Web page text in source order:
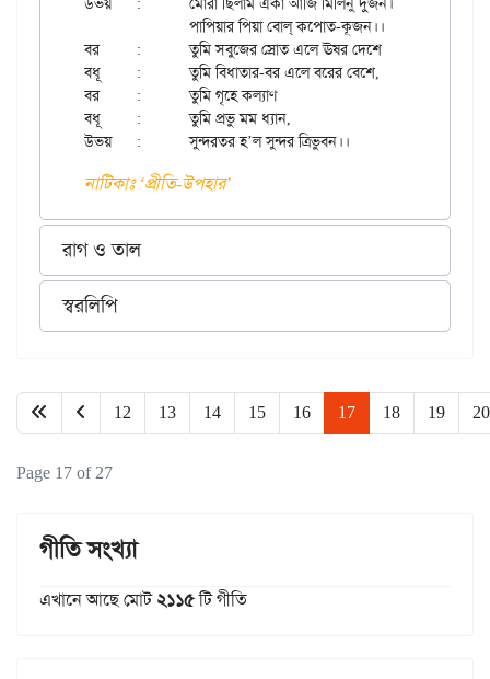
বর	:	তুমি সবুজের স্রোত এলে ঊষর দেশে
বধূ	:	তুমি বিধাতার-বর এলে বরের বেশে,
বর	:	তুমি গৃহে কল্যাণ
বধূ	:	তুমি প্রভু মম ধ্যান,
নাটিকাঃ ‘প্রীতি-উপহার’
রাগ ও তাল
স্বরলিপি
12 13 14 15 16 17 18 19 20
Page 17 of 27
গীতি সংখ্যা
এখানে আছে মোট২১১৫টি গীতি